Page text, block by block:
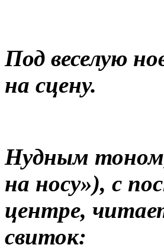
Под веселую
на сцену.
Нудным
на носу»), с
центре,
свиток: